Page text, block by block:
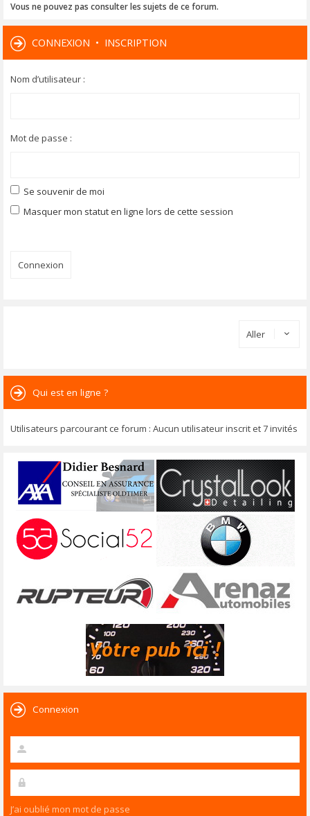
Vous ne pouvez pas consulter les sujets de ce forum.
CONNEXION • INSCRIPTION
Nom d’utilisateur :
Mot de passe :
Se souvenir de moi
Masquer mon statut en ligne lors de cette session
Aller
Qui est en ligne ?
Utilisateurs parcourant ce forum : Aucun utilisateur inscrit et 7 invités
Connexion
J’ai oublié mon mot de passe